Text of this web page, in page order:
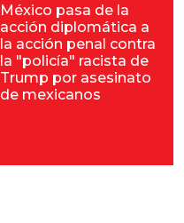
México pasa de la
acción diplomática a
la acción penal contra
la "policía" racista de
Trump por asesinato
de mexicanos